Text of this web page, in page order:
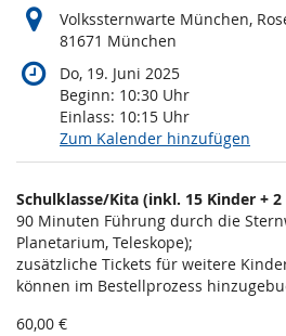
Volkssternwarte München,
81671 München
Do, 19. Juni 2025
Beginn: 10:30 Uhr
Einlass: 10:15 Uhr
Zum Kalender hinzufügen
Produkte
Unkategorisierte
Produkte
Schulklasse/Kita (inkl. 15 Kinder +
90 Minuten Führung durch die
Planetarium, Teleskope);
zusätzliche Tickets für weitere
können im Bestellprozess
60,00 €